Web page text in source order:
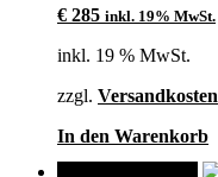
€ 285 inkl. 19% MwSt.
inkl. 19 % MwSt.
zzgl. Versandkosten
In den Warenkorb